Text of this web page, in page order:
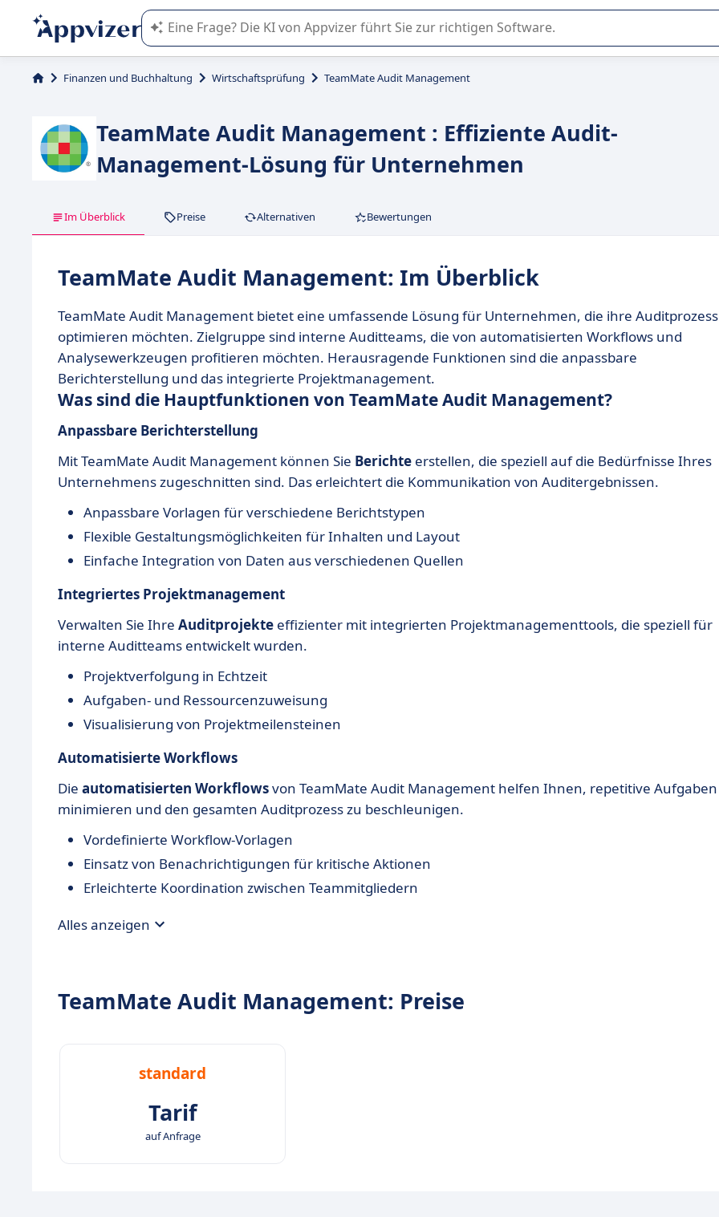
Die KI von Appvizer führt Sie bei der Nutzung oder Auswahl von SaaS-Software in Unternehmen.
Finanzen und Buchhaltung Wirtschaftsprüfung TeamMate Audit Management
TeamMate Audit Management : Effiziente Audit-
Management-Lösung für Unternehmen
Im Überblick Preise Alternativen Bewertungen
TeamMate Audit Management: Im Überblick
TeamMate Audit Management bietet eine umfassende Lösung für Unternehmen, die ihre
optimieren möchten. Zielgruppe sind interne Auditteams, die von automatisierten Workflows und
Analysewerkzeugen profitieren möchten. Herausragende Funktionen sind die anpassbare
Berichterstellung und das integrierte Projektmanagement.
Was sind die Hauptfunktionen von TeamMate Audit Management?
Anpassbare Berichterstellung
Mit TeamMate Audit Management können Sie Berichte erstellen, die speziell auf die Bedürfnisse Ihres
Unternehmens zugeschnitten sind. Das erleichtert die Kommunikation von Auditergebnissen.
Anpassbare Vorlagen für verschiedene Berichtstypen
Flexible Gestaltungsmöglichkeiten für Inhalten und Layout
Einfache Integration von Daten aus verschiedenen Quellen
Integriertes Projektmanagement
Verwalten Sie Ihre Auditprojekte effizienter mit integrierten Projektmanagementtools, die speziell für
interne Auditteams entwickelt wurden.
Projektverfolgung in Echtzeit
Aufgaben- und Ressourcenzuweisung
Visualisierung von Projektmeilensteinen
Automatisierte Workflows
Die automatisierten Workflowsvon TeamMate Audit Management helfen Ihnen, repetitive
minimieren und den gesamten Auditprozess zu beschleunigen.
Vordefinierte Workflow-Vorlagen
Einsatz von Benachrichtigungen für kritische Aktionen
Erleichterte Koordination zwischen Teammitgliedern
Alles anzeigen
TeamMate Audit Management: Preise
standard
Tarif
auf Anfrage